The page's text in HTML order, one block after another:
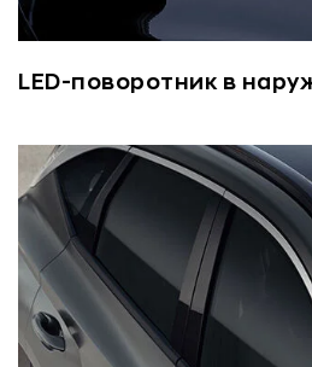
LED-поворотник в